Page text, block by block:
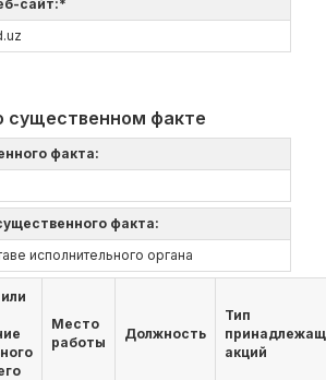
сайт:*
существенном факте
факта:
факта:
исполнительного органа
Место
работы
Должность
Тип
акций